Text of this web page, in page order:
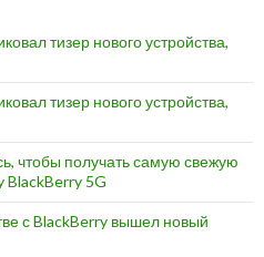
тизер нового устройства,
тизер нового устройства,
чтобы получать самую свежую
5G
с BlackBerry вышел новый